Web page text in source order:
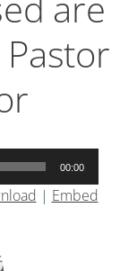
00:00
| Embed